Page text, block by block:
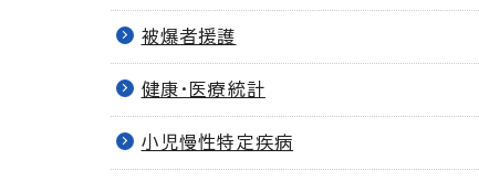
被爆者援護
健康・医療統計
小児慢性特定疾病